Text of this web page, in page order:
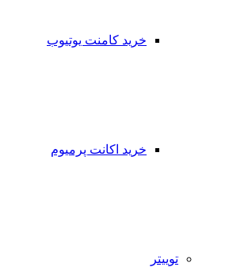
خرید کامنت یوتیوب
خرید اکانت پرمیوم
توییتر